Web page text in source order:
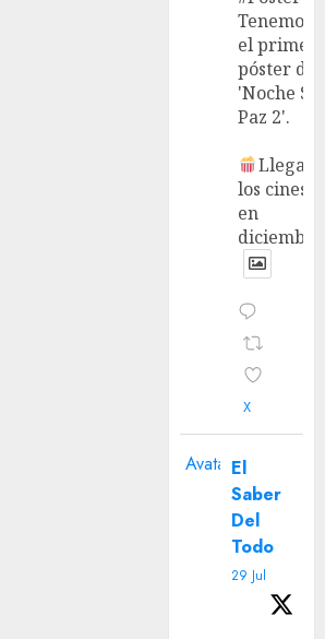
Tenemos
el primer
póster de
'Noche
Paz 2'.
Llega a
los cines
en
X
Avatar El
Saber
Del
Todo
29 Jul